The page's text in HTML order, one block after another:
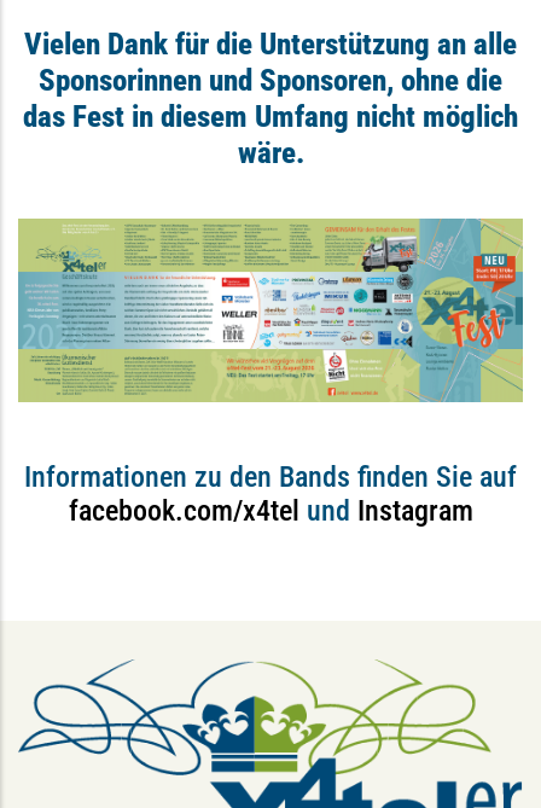
Vielen Dank für die Unterstützung an alle
Sponsorinnen und Sponsoren, ohne die
das Fest in diesem Umfang nicht möglich
wäre.
Informationen zu den Bands finden Sie auf
facebook.com/x4tel und Instagram